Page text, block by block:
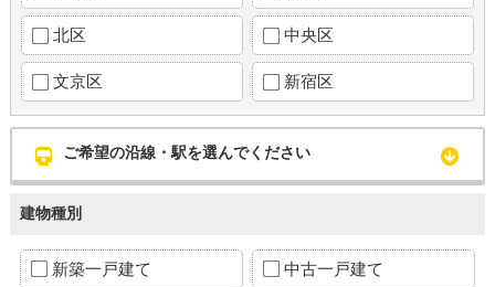
北区 中央区
文京区 新宿区
ご希望の沿線・駅を選んでください
建物種別
新築一戸建て 中古一戸建て